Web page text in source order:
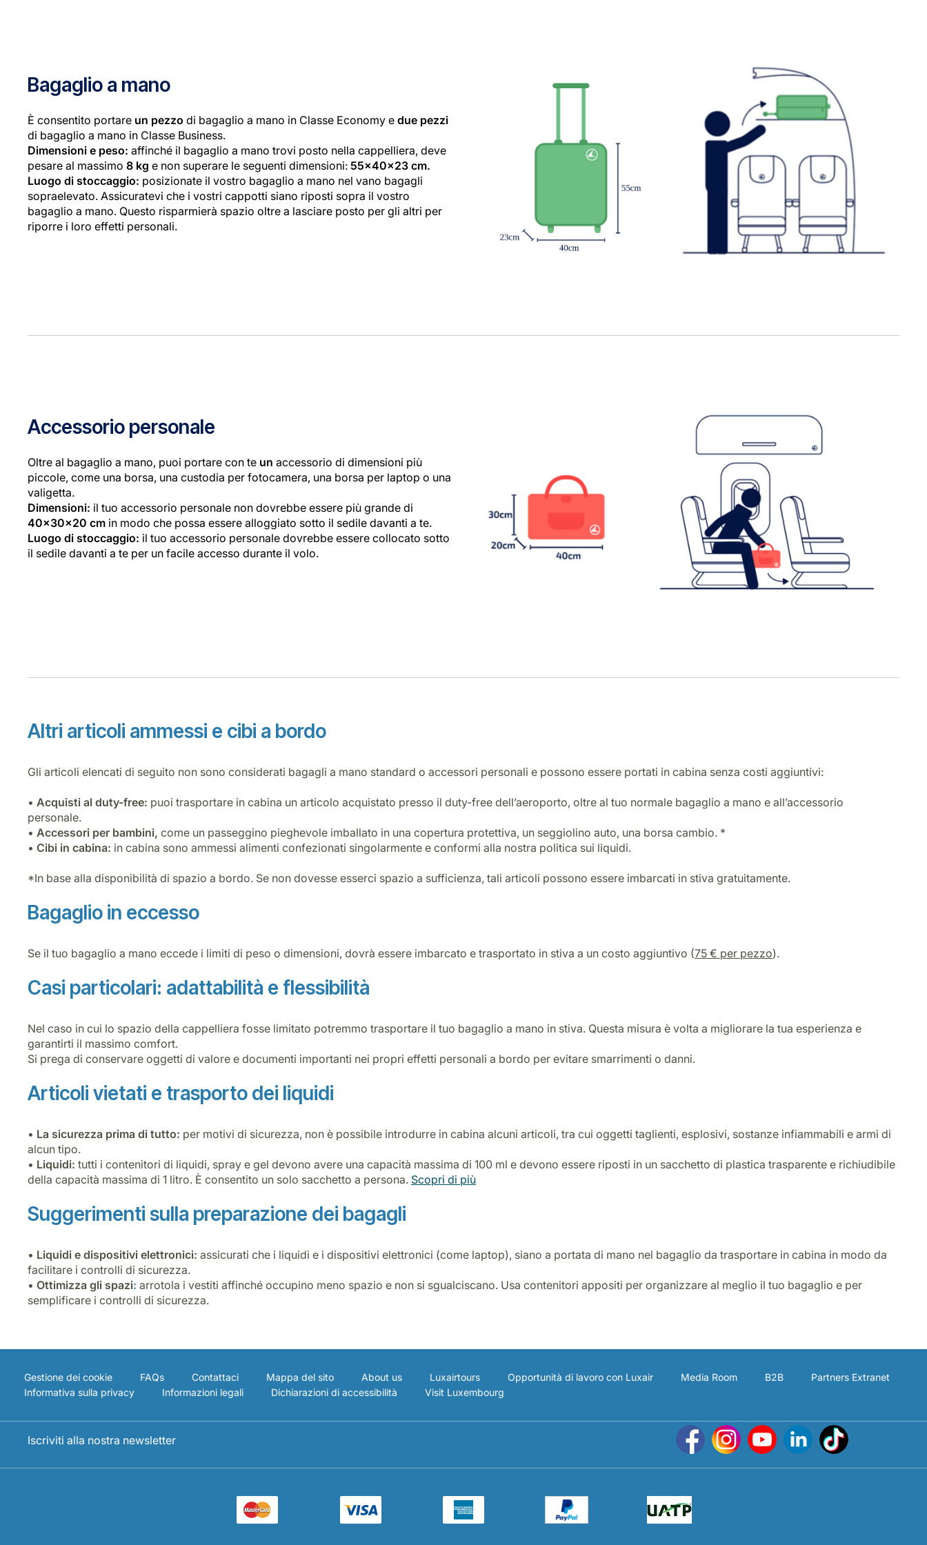
Bagaglio a mano
È consentito portare un pezzo di bagaglio a mano in Classe Economy e due pezzi
di bagaglio a mano in Classe Business.
Dimensioni e peso: affinché il bagaglio a mano trovi posto nella cappelliera, deve
pesare al massimo 8 kg e non superare le seguenti dimensioni: 55x40x23 cm.
Luogo di stoccaggio: posizionate il vostro bagaglio a mano nel vano bagagli
sopraelevato. Assicuratevi che i vostri cappotti siano riposti sopra il vostro
bagaglio a mano. Questo risparmierà spazio oltre a lasciare posto per gli altri per
riporre i loro effetti personali.
Accessorio personale
Oltre al bagaglio a mano, puoi portare con te un accessorio di dimensioni più
piccole, come una borsa, una custodia per fotocamera, una borsa per laptop o una
valigetta.
Dimensioni: il tuo accessorio personale non dovrebbe essere più grande di
40x30x20 cm in modo che possa essere alloggiato sotto il sedile davanti a te.
Luogo di stoccaggio: il tuo accessorio personale dovrebbe essere collocato sotto
il sedile davanti a te per un facile accesso durante il volo.
Altri articoli ammessi e cibi a bordo
Gli articoli elencati di seguito non sono considerati bagagli a mano standard o accessori personali e possono essere portati in cabina senza costi aggiuntivi:
• Acquisti al duty-free: puoi trasportare in cabina un articolo acquistato presso il duty-free dell’aeroporto, oltre al tuo normale bagaglio a mano e all’accessorio
personale.
• Accessori per bambini, come un passeggino pieghevole imballato in una copertura protettiva, un seggiolino auto, una borsa cambio. *
• Cibi in cabina: in cabina sono ammessi alimenti confezionati singolarmente e conformi alla nostra politica sui liquidi.
*In base alla disponibilità di spazio a bordo. Se non dovesse esserci spazio a sufficienza, tali articoli possono essere imbarcati in stiva gratuitamente.
Bagaglio in eccesso
Se il tuo bagaglio a mano eccede i limiti di peso o dimensioni, dovrà essere imbarcato e trasportato in stiva a un costo aggiuntivo (75 € per pezzo).
Casi particolari: adattabilità e flessibilità
Nel caso in cui lo spazio della cappelliera fosse limitato potremmo trasportare il tuo bagaglio a mano in stiva. Questa misura è volta a migliorare la tua esperienza e
garantirti il massimo comfort.
Si prega di conservare oggetti di valore e documenti importanti nei propri effetti personali a bordo per evitare smarrimenti o danni.
Articoli vietati e trasporto dei liquidi
• La sicurezza prima di tutto: per motivi di sicurezza, non è possibile introdurre in cabina alcuni articoli, tra cui oggetti taglienti, esplosivi, sostanze infiammabili e armi di
alcun tipo.
• Liquidi: tutti i contenitori di liquidi, spray e gel devono avere una capacità massima di 100 ml e devono essere riposti in un sacchetto di plastica trasparente e richiudibile
della capacità massima di 1 litro. È consentito un solo sacchetto a persona. Scopri di più
Suggerimenti sulla preparazione dei bagagli
• Liquidi e dispositivi elettronici: assicurati che i liquidi e i dispositivi elettronici (come laptop), siano a portata di mano nel bagaglio da trasportare in cabina in modo da
facilitare i controlli di sicurezza.
• Ottimizza gli spazi: arrotola i vestiti affinché occupino meno spazio e non si sgualciscano. Usa contenitori appositi per organizzare al meglio il tuo bagaglio e per
semplificare i controlli di sicurezza.
Gestione dei cookie FAQs Contattaci Mappa del sito About us Luxairtours Opportunità di lavoro con Luxair Media Room B2B
Partners Extranet
Informativa sulla privacy
Informazioni legali Dichiarazioni di accessibilità Visit Luxembourg
Iscriviti alla nostra newsletter